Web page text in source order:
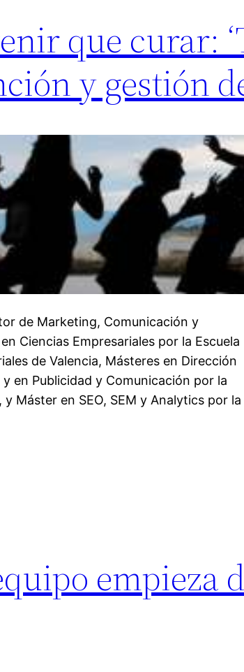
que curar:
y gestión
de Marketing, Comunicación y
Ciencias Empresariales por la Escuela
de Valencia, Másteres en Dirección
en Publicidad y Comunicación por la
Máster en SEO, SEM y Analytics por la
empieza